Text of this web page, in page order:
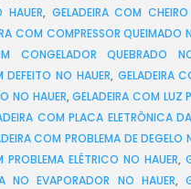
HAUER, GELADEIRA COM
COM COMPRESSOR QUEIMADO
CONGELADOR QUEBRADO
DEFEITO NO HAUER, GELADEIRA
NO HAUER,GELADEIRA COM LUZ
COM PLACA ELETRÔNICA
COM PROBLEMA DE DEGELO
PROBLEMA ELÉTRICO NO HAUER,
NO EVAPORADOR NO HAUER,